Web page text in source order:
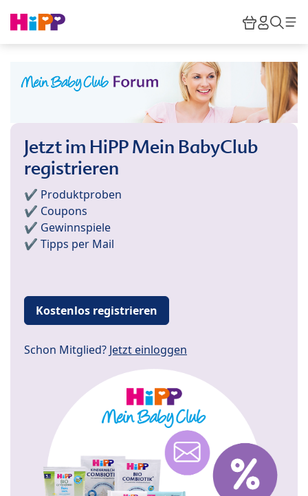
HiPP
Jetzt im HiPP Mein BabyClub
registrieren
✔️ Produktproben
✔️ Coupons
✔️ Gewinnspiele
✔️ Tipps per Mail
Kostenlos registrieren
Schon Mitglied? Jetzt einloggen